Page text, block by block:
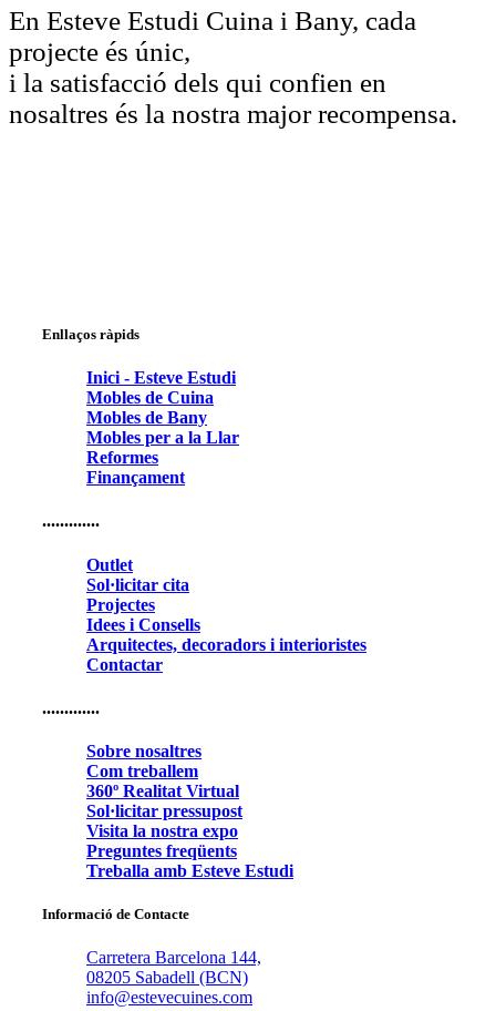
En Esteve Estudi Cuina i Bany, cada
projecte és únic,
i la satisfacció dels qui confien en
nosaltres és la nostra major recompensa.
Enllaços ràpids
Inici - Esteve Estudi
Mobles de Cuina
Mobles de Bany
Mobles per a la Llar
Reformes
Finançament
.............
Outlet
Sol·licitar cita
Projectes
Idees i Consells
Arquitectes, decoradors i interioristes
Contactar
.............
Sobre nosaltres
Com treballem
360º Realitat Virtual
Sol·licitar pressupost
Visita la nostra expo
Preguntes freqüents
Treballa amb Esteve Estudi
Informació de Contacte
Carretera Barcelona 144,
08205 Sabadell (BCN)
info@estevecuines.com